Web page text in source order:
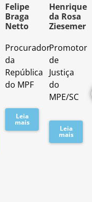
Felipe
Braga
Netto
Procurador
da
República
do MPF
Leia
mais
Henrique
da Rosa
Ziesemer
Promotor
de
Justiça
do
MPE/SC
Leia
mais